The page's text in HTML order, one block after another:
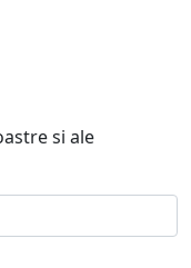
si ale